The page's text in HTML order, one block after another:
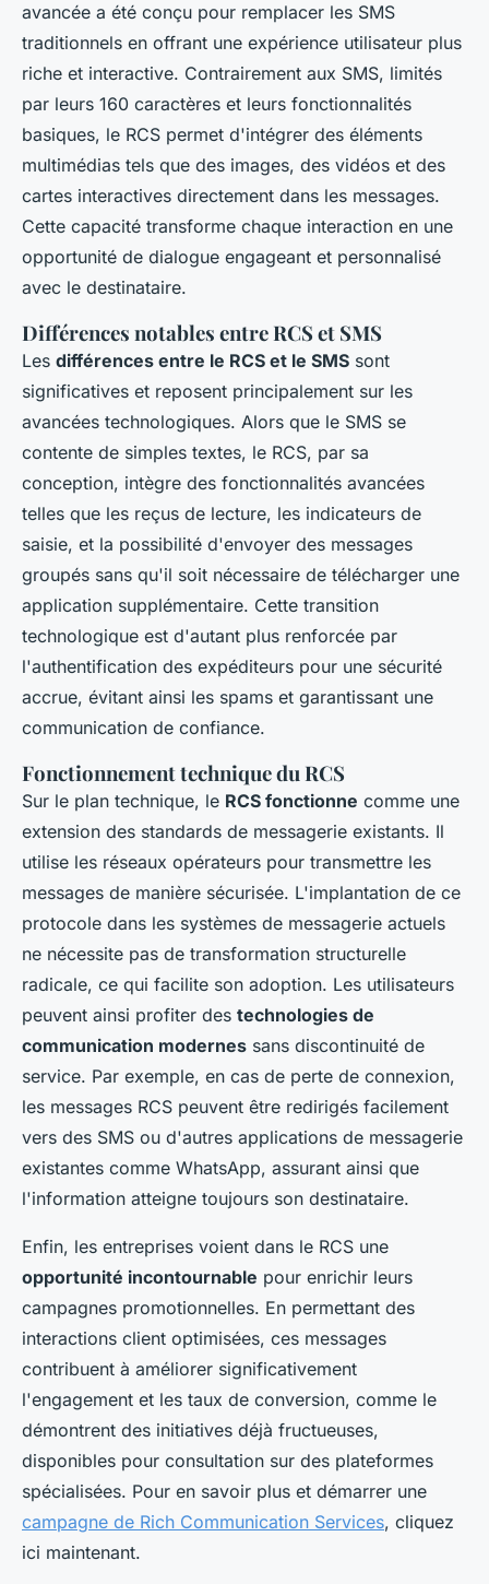
avancée a été conçu pour remplacer les SMS
traditionnels en offrant une expérience utilisateur plus
riche et interactive. Contrairement aux SMS, limités
par leurs 160 caractères et leurs fonctionnalités
basiques, le RCS permet d'intégrer des éléments
multimédias tels que des images, des vidéos et des
cartes interactives directement dans les messages.
Cette capacité transforme chaque interaction en une
opportunité de dialogue engageant et personnalisé
avec le destinataire.
Différences notables entre RCS et SMS
Les différences entre le RCS et le SMS sont
significatives et reposent principalement sur les
avancées technologiques. Alors que le SMS se
contente de simples textes, le RCS, par sa
conception, intègre des fonctionnalités avancées
telles que les reçus de lecture, les indicateurs de
saisie, et la possibilité d'envoyer des messages
groupés sans qu'il soit nécessaire de télécharger une
application supplémentaire. Cette transition
technologique est d'autant plus renforcée par
l'authentification des expéditeurs pour une sécurité
accrue, évitant ainsi les spams et garantissant une
communication de confiance.
Fonctionnement technique du RCS
Sur le plan technique, le RCS fonctionne comme une
extension des standards de messagerie existants. Il
utilise les réseaux opérateurs pour transmettre les
messages de manière sécurisée. L'implantation de ce
protocole dans les systèmes de messagerie actuels
ne nécessite pas de transformation structurelle
radicale, ce qui facilite son adoption. Les utilisateurs
peuvent ainsi profiter des technologies de
communication modernes sans discontinuité de
service. Par exemple, en cas de perte de connexion,
les messages RCS peuvent être redirigés facilement
vers des SMS ou d'autres applications de messagerie
existantes comme WhatsApp, assurant ainsi que
l'information atteigne toujours son destinataire.
Enfin, les entreprises voient dans le RCS une
opportunité incontournable pour enrichir leurs
campagnes promotionnelles. En permettant des
interactions client optimisées, ces messages
contribuent à améliorer significativement
l'engagement et les taux de conversion, comme le
démontrent des initiatives déjà fructueuses,
disponibles pour consultation sur des plateformes
spécialisées. Pour en savoir plus et démarrer une
campagne de Rich Communication Services, cliquez
ici maintenant.